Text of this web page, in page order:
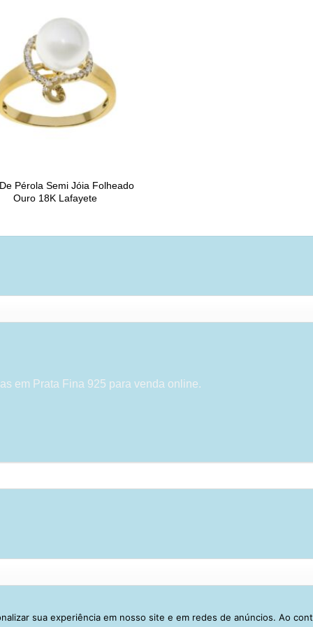
Pérola Semi Jóia Folheado
Ouro 18K Lafayete
em Prata Fina 925 para venda online.
Visa PayPal Stripe MasterCardCash
sua experiência em nosso site e em redes de anúncios. Ao